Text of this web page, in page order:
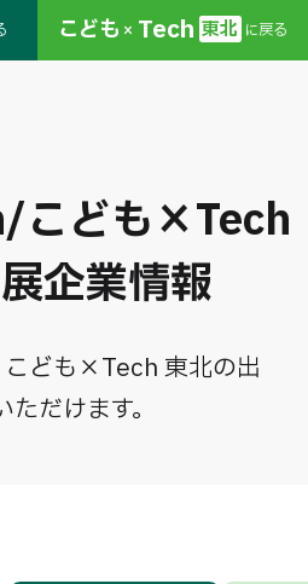
こども × Tech 東北 に戻る
こども×Tech
企業情報
ども×Tech 東北の出
だけます。